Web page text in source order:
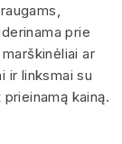
prie
ar
ir linksmai su
kainą.